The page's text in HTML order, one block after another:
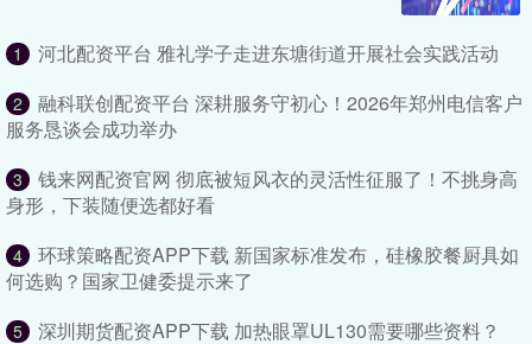
1 河北配资平台 雅礼学子走进东塘街道开展社会实践活动
2
融科联创配资平台 深耕服务守初心！2026年郑州电信客户
服务恳谈会成功举办
3
钱来网配资官网 彻底被短风衣的灵活性征服了！不挑身高
身形，下装随便选都好看
4
环球策略配资APP下载 新国家标准发布，硅橡胶餐厨具如
何选购？国家卫健委提示来了
5 深圳期货配资APP下载 加热眼罩UL130需要哪些资料？